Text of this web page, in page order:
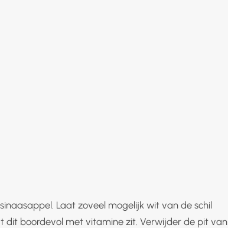
Laat zoveel mogelijk wit van de schil
dit boordevol met vitamine zit. Verwijder de pit van